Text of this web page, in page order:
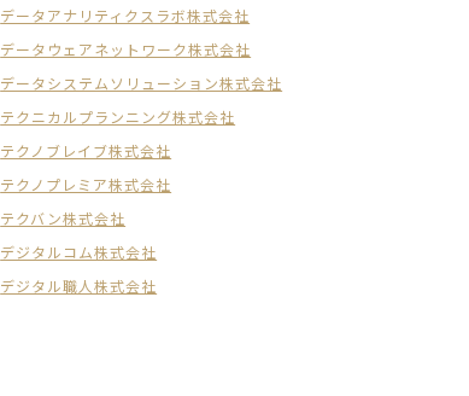
データアナリティクスラボ株式会社
データウェアネットワーク株式会社
データシステムソリューション株式会社
テクニカルプランニング株式会社
テクノブレイブ株式会社
テクノプレミア株式会社
テクバン株式会社
デジタルコム株式会社
デジタル職人株式会社